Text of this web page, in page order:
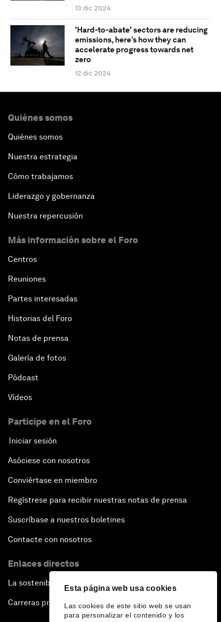
Esta página web usa cookies
Las cookies de este sitio web se usan
para personalizar el contenido y los
13 dic 2024
'Hard-to-abate' sectors are reducing
emissions, here’s how they can
accelerate progress towards net
zero
12 dic 2024
Quiénes somos
Quiénes somos
Nuestra estrategia
Cómo trabajamos
Liderazgo y gobernanza
Nuestra repercusión
Más información sobre el Foro
Centros
Reuniones
Partes interesadas
Historias del Foro
Notas de prensa
Galería de fotos
Pódcast
Vídeos
Participe en el Foro
Iniciar sesión
Asóciese con nosotros
Conviértase en miembro
Regístrese para recibir nuestras notas de prensa
Suscríbase a nuestros boletines
Contacte con nosotros
Enlaces directos
La sostenibilidad en el Foro
Carreras profesionales